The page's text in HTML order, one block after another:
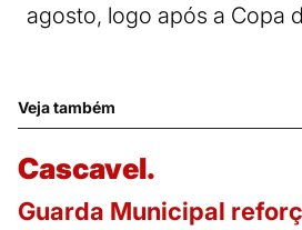
agosto, logo após a Copa
Veja também
Cascavel.
Guarda Municipal